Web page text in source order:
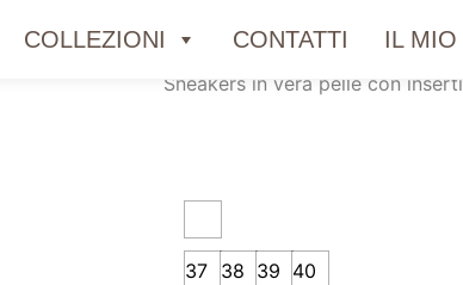
COLLEZIONI CONTATTI IL MIO
SNEAKERS IN
Sneakers in vera pelle con
37 38 39 40